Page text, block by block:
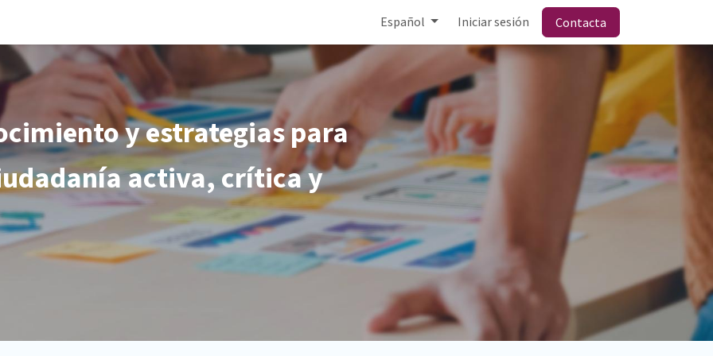
Español Iniciar sesión Contacta
y estrategias para
activa, crítica y